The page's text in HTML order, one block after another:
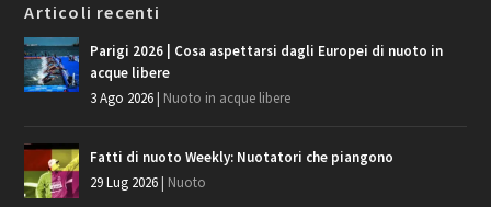
Articoli recenti
Parigi 2026 | Cosa aspettarsi dagli Europei di nuoto in
acque libere
3 Ago 2026| Nuoto in acque libere
Fatti di nuoto Weekly: Nuotatori che piangono
29 Lug 2026| Nuoto